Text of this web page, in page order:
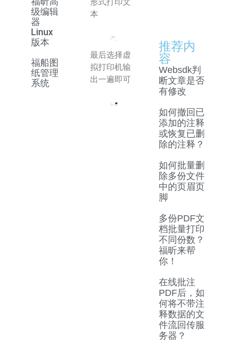
级编辑
器
Linux
版本
福船图
纸管理
系统
本
最后选择虚
拟打印机输
出一遍即可
推荐内
容
Websdk判
断文章是否
有修改
如何撤回已
添加的注释
或恢复已删
除的注释？
如何批量删
除多份文件
中的页眉页
脚
多份PDF文
档批量打印
不同份数？
福昕来帮
你！
在线批注
PDF后，如
何将不带注
释数据的文
件流回传服
务器？